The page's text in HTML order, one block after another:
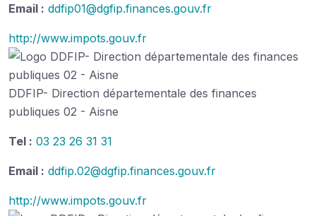
Email : ddfip01@dgfip.finances.gouv.fr
http://www.impots.gouv.fr
DDFIP- Direction départementale des finances
publiques 02 - Aisne
Tel : 03 23 26 31 31
Email : ddfip.02@dgfip.finances.gouv.fr
http://www.impots.gouv.fr